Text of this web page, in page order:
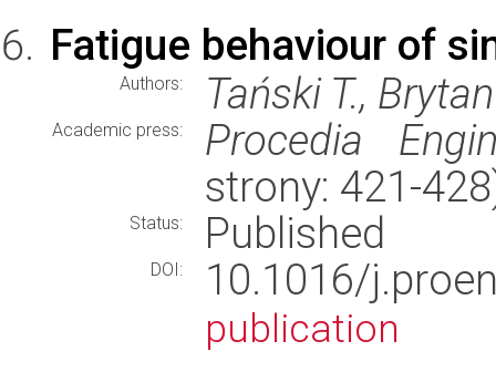
Fatigue behaviour of
Authors: Tański T.,
Academic press:
Procedia
strony: 421-
Status: Published
DOI: 10.1016/
publication